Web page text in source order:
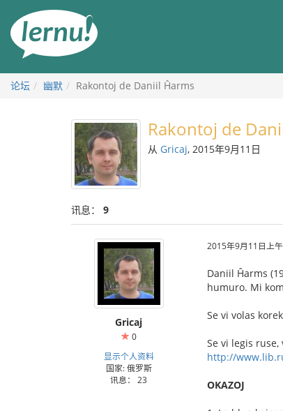
论坛 幽默 Rakontoj de Daniil Ĥarms
Rakontoj de
从 Gricaj, 2015年9月11日
讯息： 9
Gricaj
0
显示个人资料
国家: 俄罗斯
讯息： 23
2015年9月11日上
Daniil Ĥarms
humuro. Mi
Se vi volas
Se vi legis
http://
OKAZOJ